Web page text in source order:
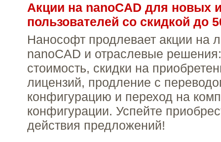
Акции на nanoCAD для новых
пользователей со скидкой до
Нанософт продлевает акции на
nanoCAD и отраслевые
стоимость, скидки на
лицензий, продление с
конфигурацию и переход на
конфигурации. Успейте
действия предложений!